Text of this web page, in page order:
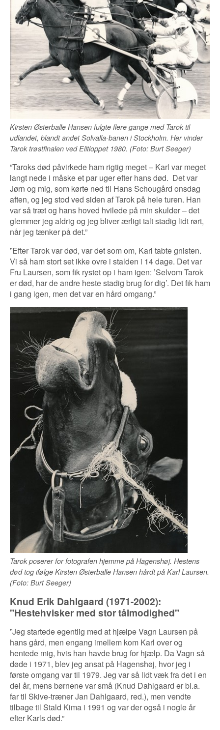
Kirsten Østerballe Hansen fulgte flere gange med Tarok til
udlandet, blandt andet Solvalla-banen i Stockholm. Her vinder
Tarok trøstfinalen ved Elitloppet 1980. (Foto: Burt Seeger)
”Taroks død påvirkede ham rigtig meget – Karl var meget
langt nede i måske et par uger efter hans død. Det var
Jørn og mig, som kørte ned til Hans Schougård onsdag
aften, og jeg stod ved siden af Tarok på hele turen. Han
var så træt og hans hoved hvilede på min skulder – det
glemmer jeg aldrig og jeg bliver ærligt talt stadig lidt rørt,
når jeg tænker på det.”
”Efter Tarok var død, var det som om, Karl tabte gnisten.
Vi så ham stort set ikke ovre i stalden i 14 dage. Det var
Fru Laursen, som fik rystet op i ham igen: ’Selvom Tarok
er død, har de andre heste stadig brug for dig’. Det fik ham
i gang igen, men det var en hård omgang.”
Tarok poserer for fotografen hjemme på Hagenshøj. Hestens
død tog ifølge Kirsten Østerballe Hansen hårdt på Karl Laursen.
(Foto: Burt Seeger)
Knud Erik Dahlgaard (1971-2002):
"Hestehvisker med stor tålmodighed"
”Jeg startede egentlig med at hjælpe Vagn Laursen på
hans gård, men engang imellem kom Karl over og
hentede mig, hvis han havde brug for hjælp. Da Vagn så
døde i 1971, blev jeg ansat på Hagenshøj, hvor jeg i
første omgang var til 1979. Jeg var så lidt væk fra det i en
del år, mens børnene var små (Knud Dahlgaard er bl.a.
far til Skive-træner Jan Dahlgaard, red.), men vendte
tilbage til Stald Kima i 1991 og var der også i nogle år
efter Karls død.”